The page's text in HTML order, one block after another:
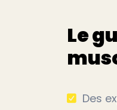
Le
Des